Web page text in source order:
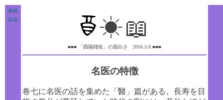
表紙
目次
☀📖
■■■ 「酉陽雑俎」の面白さ 2016.3.8 ■■■
名医の特徴
卷七に名医の話を集めた「醫」篇がある。長寿を目